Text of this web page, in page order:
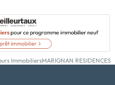
ImmobiliersMARIGNAN RESIDENCES